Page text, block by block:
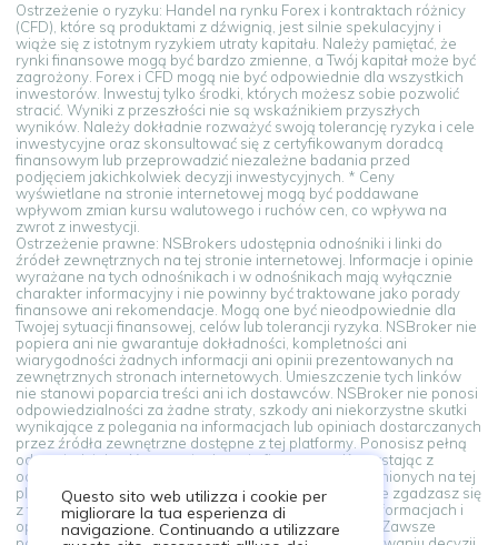
Ostrzeżenie o ryzyku: Handel na rynku Forex i kontraktach różnicy
(CFD), które są produktami z dźwignią, jest silnie spekulacyjny i
wiąże się z istotnym ryzykiem utraty kapitału. Należy pamiętać, że
rynki finansowe mogą być bardzo zmienne, a Twój kapitał może być
zagrożony. Forex i CFD mogą nie być odpowiednie dla wszystkich
inwestorów. Inwestuj tylko środki, których możesz sobie pozwolić
stracić. Wyniki z przeszłości nie są wskaźnikiem przyszłych
wyników. Należy dokładnie rozważyć swoją tolerancję ryzyka i cele
inwestycyjne oraz skonsultować się z certyfikowanym doradcą
finansowym lub przeprowadzić niezależne badania przed
podjęciem jakichkolwiek decyzji inwestycyjnych. * Ceny
wyświetlane na stronie internetowej mogą być poddawane
wpływom zmian kursu walutowego i ruchów cen, co wpływa na
zwrot z inwestycji.
Ostrzeżenie prawne: NSBrokers udostępnia odnośniki i linki do
źródeł zewnętrznych na tej stronie internetowej. Informacje i opinie
wyrażane na tych odnośnikach i w odnośnikach mają wyłącznie
charakter informacyjny i nie powinny być traktowane jako porady
finansowe ani rekomendacje. Mogą one być nieodpowiednie dla
Twojej sytuacji finansowej, celów lub tolerancji ryzyka. NSBroker nie
popiera ani nie gwarantuje dokładności, kompletności ani
wiarygodności żadnych informacji ani opinii prezentowanych na
zewnętrznych stronach internetowych. Umieszczenie tych linków
nie stanowi poparcia treści ani ich dostawców. NSBroker nie ponosi
odpowiedzialności za żadne straty, szkody ani niekorzystne skutki
wynikające z polegania na informacjach lub opiniach dostarczanych
przez źródła zewnętrzne dostępne z tej platformy. Ponosisz pełną
odpowiedzialność za swoje decyzje finansowe. Korzystając z
odnośników i linków do źródeł zewnętrznych udostępnionych na tej
platformie, akceptujesz to ostrzeżenie prawne. Jeśli nie zgadzasz się
z tymi warunkami, powstrzymaj się od polegania na informacjach i
opiniach prezentowanych w źródłach zewnętrznych. Zawsze
Questo sito web utilizza i cookie per
migliorare la tua esperienza di
navigazione. Continuando a utilizzare